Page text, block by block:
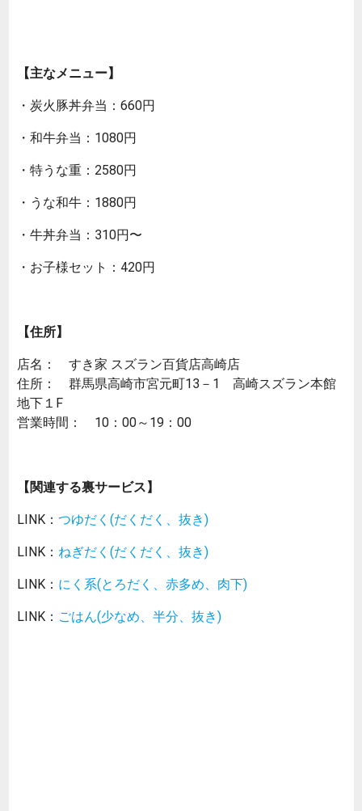
【主なメニュー】
・炭火豚丼弁当：660円
・和牛弁当：1080円
・特うな重：2580円
・うな和牛：1880円
・牛丼弁当：310円〜
・お子様セット：420円
【住所】
店名： すき家 スズラン百貨店高崎店
住所： 群馬県高崎市宮元町13－1 高崎スズラン本館
地下１F
営業時間： 10：00～19：00
【関連する裏サービス】
LINK： つゆだく(だくだく、抜き)
LINK： ねぎだく(だくだく、抜き)
LINK： にく系(とろだく、赤多め、肉下)
LINK： ごはん(少なめ、半分、抜き)